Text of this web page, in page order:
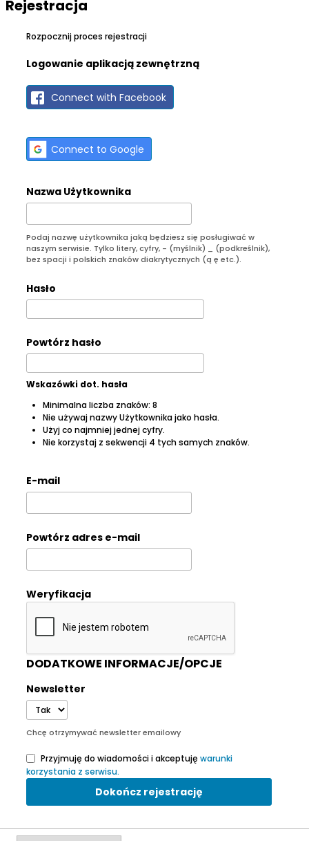
Rejestracja
Rozpocznij proces rejestracji
Logowanie aplikacją zewnętrzną
Connect with Facebook
Connect to Google
Nazwa Użytkownika
Podaj nazwę użytkownika jaką będziesz się posługiwać w
naszym serwisie. Tylko litery, cyfry, - (myślnik) _ (podkreślnik),
bez spacji i polskich znaków diakrytycznych (ą ę etc.).
Hasło
Powtórz hasło
Wskazówki dot. hasła
Minimalna liczba znaków: 8
Nie używaj nazwy Użytkownika jako hasła.
Użyj co najmniej jednej cyfry.
Nie korzystaj z sekwencji 4 tych samych znaków.
E-mail
Powtórz adres e-mail
Weryfikacja
DODATKOWE INFORMACJE/OPCJE
Newsletter
Chcę otrzymywać newsletter emailowy
Przyjmuję do wiadomości i akceptuję warunki
korzystania z serwisu.
Dokończ rejestrację